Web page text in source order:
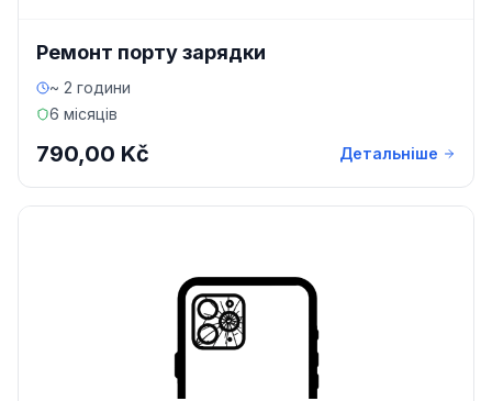
Ремонт порту зарядки
~ 2 години
6 місяців
790,00 Kč Детальніше